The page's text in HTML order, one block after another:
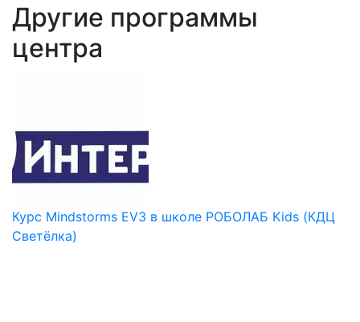
Другие программы
центра
Курс Mindstorms EV3 в школе РОБОЛАБ Kids (КДЦ
Светёлка)